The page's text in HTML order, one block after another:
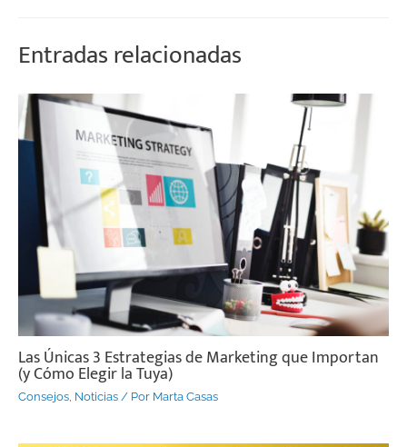
Entradas relacionadas
Las Únicas 3 Estrategias de Marketing que Importan
(y Cómo Elegir la Tuya)
Consejos, Noticias / Por Marta Casas